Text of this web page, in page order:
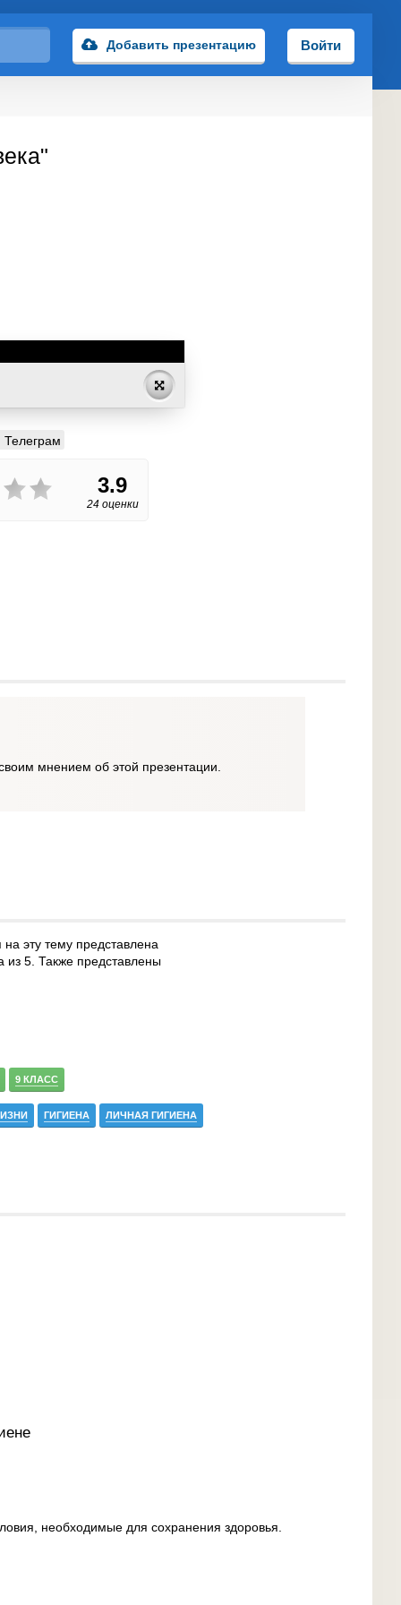
Добавить презентацию Войти
Телеграм
3.9
24 оценки
мнением об этой презентации.
эту тему представлена
из 5. Также представлены
9 КЛАСС
ГИГИЕНА ЛИЧНАЯ ГИГИЕНА
необходимые для сохранения здоровья.